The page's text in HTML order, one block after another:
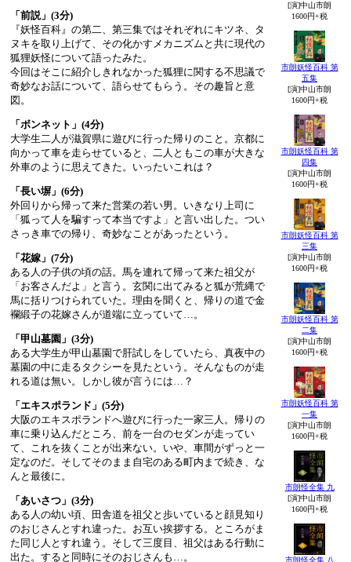
「前説」(3分)
『妖怪百科』の第二、第三集ではそれぞれにキツネ、タ
ヌキを取り上げて、その化かすメカニズムと共に現代の
狐狸妖怪について語ったみた。
今回はそこに紹介しきれなかった狐狸に関する不思議で
奇妙なお話について、語らせてもらう。その趣旨と意
図。
「ボンネット」(4分)
大学生二人が滋賀県に遊びに行った帰りのこと。京都に
向かって車を走らせていると、二人ともこの車が大きな
外車のように思えてきた。いったいこれは？
「長い塀」(6分)
外回りから帰って来た営業の若い男。いきなり上司に
「狐って人を騙すって本当ですよ」と言い出した。つい
さっき車での帰り、奇妙なことがあったという。
「花嫁」(7分)
ある人の子供の頃の話。馬を連れて帰って来た祖父が
「お客さんだよ」と言う。玄関に出てみると狐が荒縄で
馬に括りつけられていた。理由を聞くと、帰りの道で金
襴緞子の花嫁さんが道端に立っていて…。
「甲山墓園」(3分)
ある大学生が甲山墓園で肝試しをしていたら、真夜中の
墓園の中に走るタクシーを見たという。そんなものが走
れる道は無い。しかし彼が言うには…？
「エキスポランド」(5分)
大阪のエキスポランドへ遊びに行った一家三人。帰りの
車に乗り込んだところ、前を一台のセダンが走ってい
て、これを抜くことが出来ない。いや、車間がずっと一
定なのだ。そしてそのまま自宅のある町内まで続き、な
んと最後に。
「あいさつ」(3分)
ある人の幼い頃、田舎道を祖父と歩いていると顔見知り
のおじさんとすれ違った。お互い挨拶する。ところがま
た同じ人とすれ違う。そして三度目、祖父はある行動に
出た。すると同時にそのおじさんも…。
[演]中山市朗
1600円+税
市朗妖怪百科 第
五集
[演]中山市朗
1600円+税
市朗妖怪百科 第
四集
[演]中山市朗
1600円+税
市朗妖怪百科 第
三集
[演]中山市朗
1600円+税
市朗妖怪百科 第
二集
[演]中山市朗
1600円+税
市朗妖怪百科 第
一集
[演]中山市朗
1600円+税
市朗怪全集 九
[演]中山市朗
1600円+税
市朗怪全集 八